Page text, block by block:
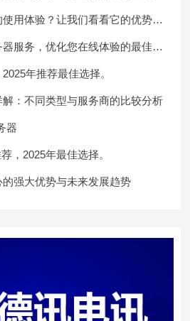
用体验？让我们看看它的优势所
服务，优化您在线体验的最佳选
年推荐最佳选择。
：不同类型与服务商的比较分析
器
，2025年最佳选择。
强大优势与未来发展趋势